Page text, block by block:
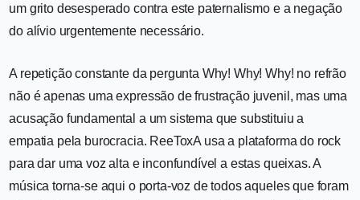
um grito desesperado contra este paternalismo e a negação
do alívio urgentemente necessário.
A repetição constante da pergunta Why! Why! Why! no refrão
não é apenas uma expressão de frustração juvenil, mas uma
acusação fundamental a um sistema que substituiu a
empatia pela burocracia. ReeToxA usa a plataforma do rock
para dar uma voz alta e inconfundível a estas queixas. A
música torna-se aqui o porta-voz de todos aqueles que foram